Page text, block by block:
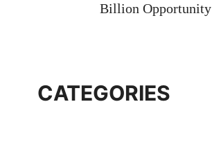
Billion Opportunity
CATEGORIES